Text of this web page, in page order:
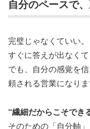
自分のペースで
完璧じゃなくていい。
すぐに答えが出なくて
でも、自分の感覚を
頼される営業になりま
“繊細だからこそでき
そのための「自分軸